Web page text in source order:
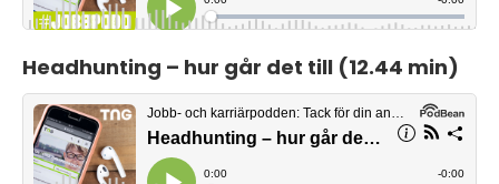
Headhunting – hur går det till (12.44 min)